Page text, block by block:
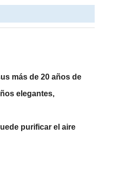
más de 20 años de
elegantes,
purificar el aire